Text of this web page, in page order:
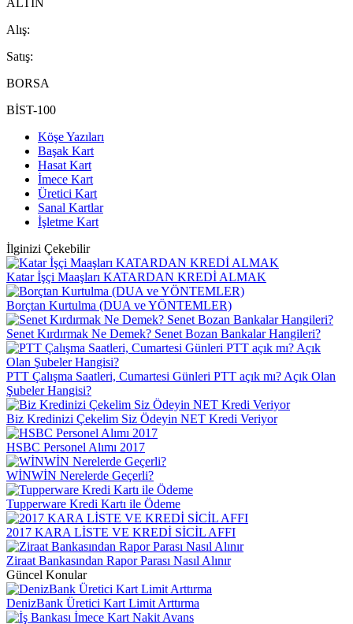
ALTIN
Alış:
Satış:
BORSA
BİST-100
Köşe Yazıları
Başak Kart
Hasat Kart
İmece Kart
Üretici Kart
Sanal Kartlar
İşletme Kart
İlginizi Çekebilir
Katar İşçi Maaşları KATARDAN KREDİ ALMAK
Borçtan Kurtulma (DUA ve YÖNTEMLER)
Senet Kırdırmak Ne Demek? Senet Bozan Bankalar Hangileri?
PTT Çalışma Saatleri, Cumartesi Günleri PTT açık mı? Açık Olan
Şubeler Hangisi?
Biz Kredinizi Çekelim Siz Ödeyin NET Kredi Veriyor
HSBC Personel Alımı 2017
WİNWİN Nerelerde Geçerli?
Tupperware Kredi Kartı ile Ödeme
2017 KARA LİSTE VE KREDİ SİCİL AFFI
Ziraat Bankasından Rapor Parası Nasıl Alınır
Güncel Konular
DenizBank Üretici Kart Limit Arttırma